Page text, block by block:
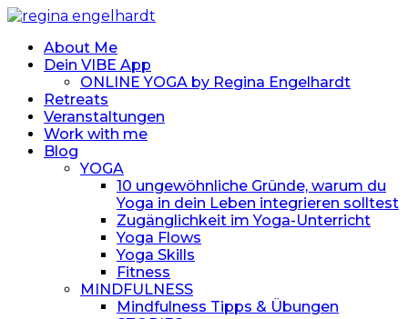
About Me
Dein VIBE App
ONLINE YOGA by Regina Engelhardt
Retreats
Veranstaltungen
Work with me
Blog
YOGA
10 ungewöhnliche Gründe, warum du
Yoga in dein Leben integrieren solltest
Zugänglichkeit im Yoga-Unterricht
Yoga Flows
Yoga Skills
Fitness
MINDFULNESS
Mindfulness Tipps & Übungen